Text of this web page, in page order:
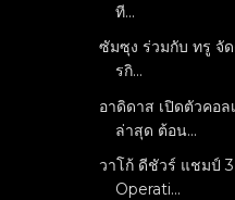
ที...
ซัมซุง ร่วมกับ ทรู จั
รกิ...
อาดิดาส เปิดตัวคอ
ล่าสุด ต้อน...
วาโก้ ดีชัวร์ แชมป์
Operati...